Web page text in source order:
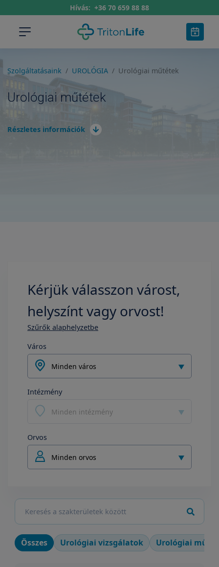
Hívás: +36 70 659 88 88
Szolgáltatásaink UROLÓGIA Urológiai műtétek
Urológiai műtétek
Részletes információk
Kérjük válasszon várost,
helyszínt vagy orvost!
Szűrők alaphelyzetbe
Város
Minden város
Intézmény
Minden intézmény
Orvos
Minden orvos
Összes Urológiai vizsgálatok Urológiai